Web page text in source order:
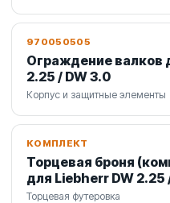
970050505
Ограждение валков
2.25 / DW 3.0
Корпус и защитные элементы
КОМПЛЕКТ
Торцевая броня
для Liebherr DW 2.25
Торцевая футеровка